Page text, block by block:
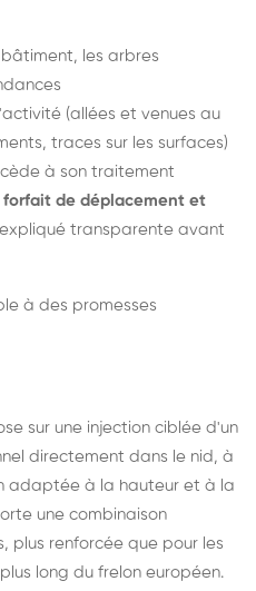
les arbres
(allées et venues au
traces sur les surfaces)
à son traitement
forfait de déplacement et
transparente avant
à des promesses
sur une injection ciblée d'un
directement dans le nid, à
adaptée à la hauteur et à la
une combinaison
plus renforcée que pour les
long du frelon européen.